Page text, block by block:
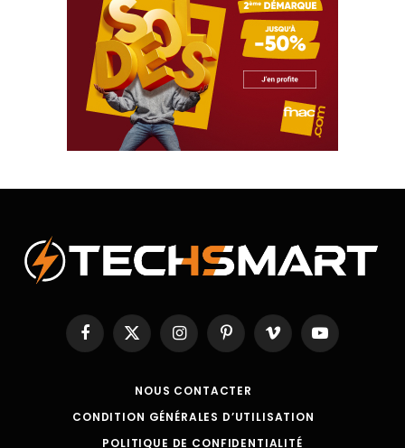
Facebook
X
(Twitter)
InstagramPinterestVimeo YouTube
NOUS CONTACTER
CONDITION GÉNÉRALES D’UTILISATION
POLITIQUE DE CONFIDENTIALITÉ